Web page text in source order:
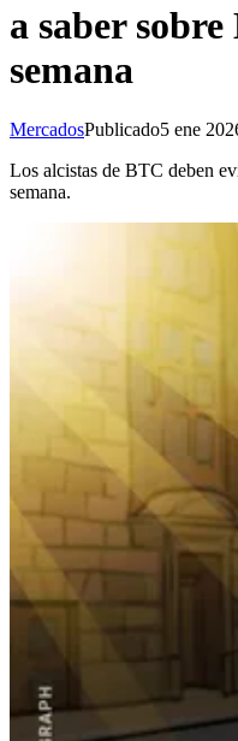
a saber
semana
MercadosPublicado5 ene
Los alcistas de BTC deben
semana.